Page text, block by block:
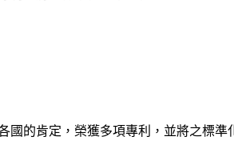
國的肯定，榮獲多項專利，並將之標